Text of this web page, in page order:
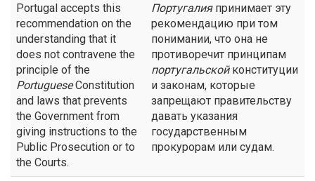
Portugal accepts this
recommendation on the
understanding that it
does not contravene the
principle of the
PortugueseConstitution
and laws that prevents
the Government from
giving instructions to the
Public Prosecution or to
the Courts.
Португалияпринимает эту
рекомендацию при том
понимании, что она не
противоречит принципам
португальскойконституции
и законам, которые
запрещают правительству
давать указания
государственным
прокурорам или судам.